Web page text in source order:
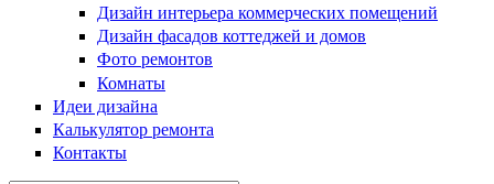
Дизайн интерьера коммерческих помещений
Дизайн фасадов коттеджей и домов
Фото ремонтов
Комнаты
Идеи дизайна
Калькулятор ремонта
Контакты